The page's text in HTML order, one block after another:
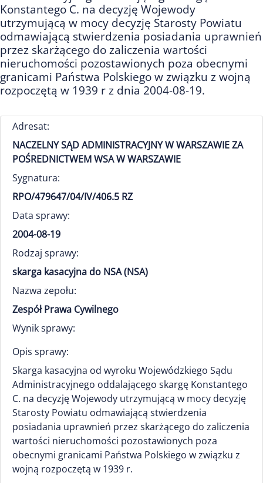
Konstantego C. na decyzję Wojewody
utrzymującą w mocy decyzję Starosty Powiatu
odmawiającą stwierdzenia posiadania uprawnień
przez skarżącego do zaliczenia wartości
nieruchomości pozostawionych poza obecnymi
granicami Państwa Polskiego w związku z wojną
rozpoczętą w 1939 r z dnia 2004-08-19.
Adresat:
NACZELNY SĄD ADMINISTRACYJNY W WARSZAWIE ZA
POŚREDNICTWEM WSA W WARSZAWIE
Sygnatura:
RPO/479647/04/IV/406.5 RZ
Data sprawy:
2004-08-19
Rodzaj sprawy:
skarga kasacyjna do NSA (NSA)
Nazwa zepołu:
Zespół Prawa Cywilnego
Wynik sprawy:
Opis sprawy:
Skarga kasacyjna od wyroku Wojewódzkiego Sądu
Administracyjnego oddalającego skargę Konstantego
C. na decyzję Wojewody utrzymującą w mocy decyzję
Starosty Powiatu odmawiającą stwierdzenia
posiadania uprawnień przez skarżącego do zaliczenia
wartości nieruchomości pozostawionych poza
obecnymi granicami Państwa Polskiego w związku z
wojną rozpoczętą w 1939 r.